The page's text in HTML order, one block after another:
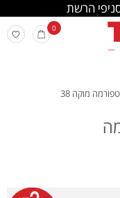
הרשת
0
מוקה 38